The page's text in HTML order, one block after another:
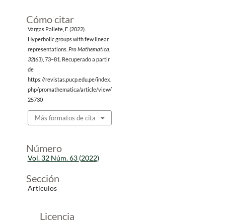
Cómo citar
Vargas Pallete, F. (2022).
Hyperbolic groups with few linear
representations. Pro Mathematica
32(63), 73–81. Recuperado a partir
de
https://revistas.pucp.edu.pe/index.
php/promathematica/article/view/
25730
Más formatos de cita
Número
Vol. 32 Núm. 63 (2022)
Sección
Artículos
Licencia